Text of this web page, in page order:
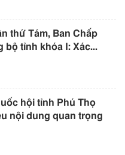
thứ Tám, Ban Chấp
bộ tỉnh khóa I: Xác...
hội tỉnh Phú Thọ
nội dung quan trọng